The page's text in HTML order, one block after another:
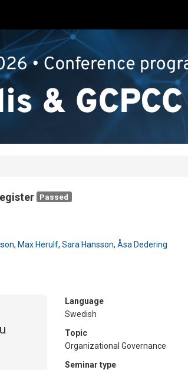
Passed
, Max Herulf, Sara Hansson, Åsa Dedering
Language
Swedish
Topic
Organizational Governance
Seminar type